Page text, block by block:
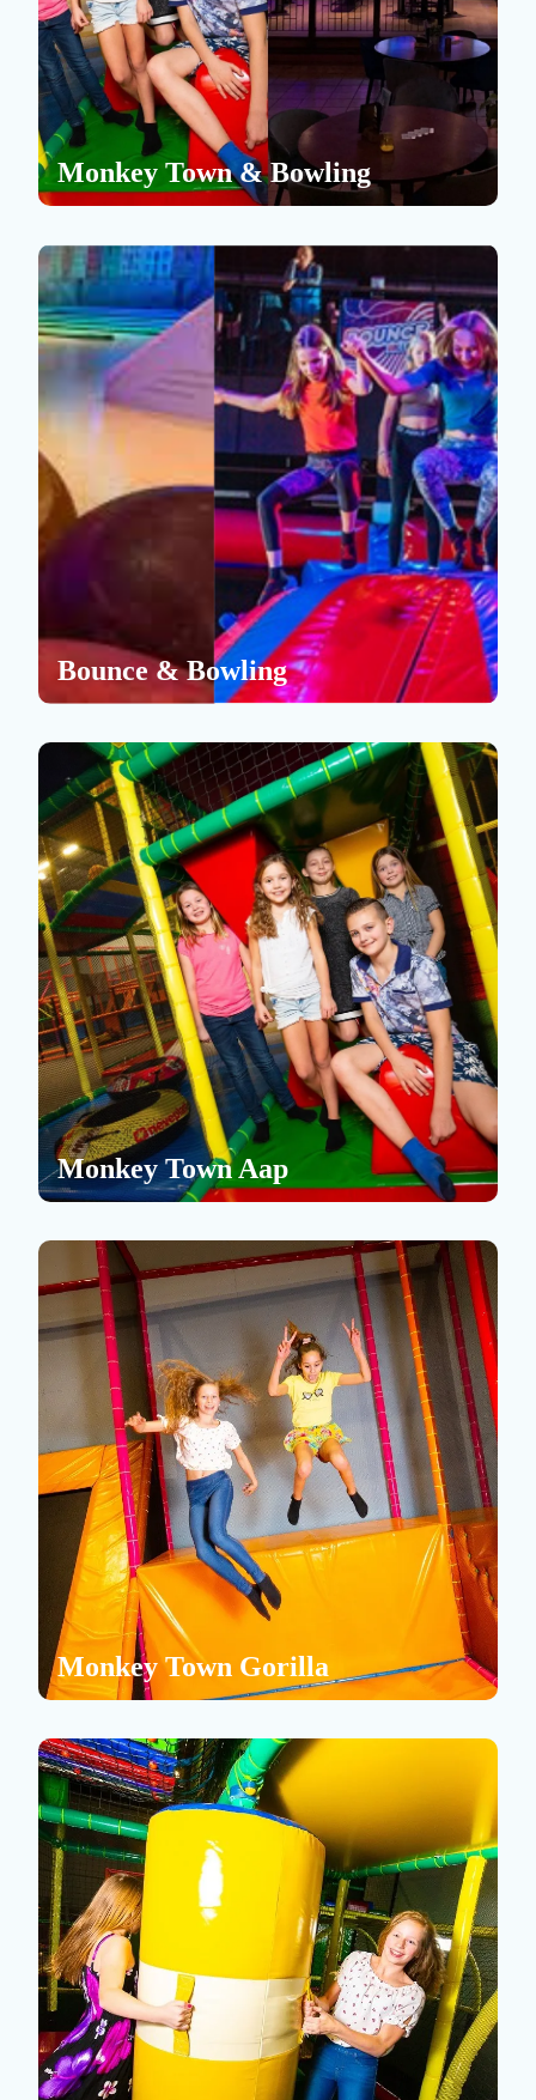
Monkey Town & Bowling
Bounce & Bowling
Monkey Town Aap
Monkey Town Gorilla